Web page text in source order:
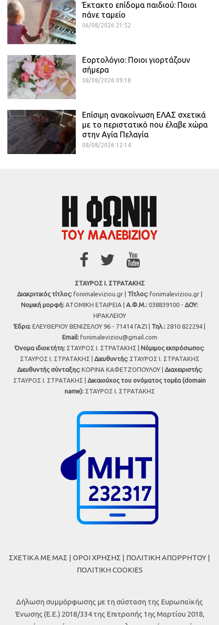
Έκτακτο επίδομα παιδιού: Ποιοι
πάνε ταμείο
06/08/2026 21:52
Εορτολόγιο: Ποιοι γιορτάζουν
σήμερα
08/08/2026 09:18
Επίσιμη ανακοίνωση ΕΛΑΣ σχετικά
με το περιστατικό που έλαβε χώρα
στην Αγία Πελαγία
08/08/2026 12:14
ΣΤΑΥΡΟΣ Ι. ΣΤΡΑΤΑΚΗΣ
Διακριτικός τίτλος:fonimaleviziou.gr | Τίτλος:fonimaleviziou.gr |
Νομική μορφή: ΑΤΟΜΙΚΗ ΕΤΑΙΡΕΙΑ | Α.Φ.Μ.: 038839100 - ΔΟΥ:
ΗΡΑΚΛΕΙΟΥ
Έδρα: ΕΛΕΥΘΕΡΙΟΥ ΒΕΝΙΖΕΛΟΥ 96 - 71414 ΓΑΖΙ | Τηλ.: 2810 822294 |
Εmail: fonimaleviziou@gmail.com
Όνομα ιδιοκτήτη: ΣΤΑΥΡΟΣ Ι. ΣΤΡΑΤΑΚΗΣ | Νόμιμος εκπρόσωπος:
ΣΤΑΥΡΟΣ Ι. ΣΤΡΑΤΑΚΗΣ | Διευθυντής:ΣΤΑΥΡΟΣ Ι. ΣΤΡΑΤΑΚΗΣ
Διευθυντής σύνταξης:ΚΟΡΙΝΑ ΚΑΦΕΤΖΟΠΟΥΛΟΥ | Διαχειριστής:
ΣΤΑΥΡΟΣ Ι. ΣΤΡΑΤΑΚΗΣ | Δικαιούχος του ονόματος τομέα (domain
name):ΣΤΑΥΡΟΣ Ι. ΣΤΡΑΤΑΚΗΣ
ΣΧΕΤΙΚΑ ΜΕ ΜΑΣ | ΟΡΟΙ ΧΡΗΣΗΣ | ΠΟΛΙΤΙΚΗ ΑΠΟΡΡΗΤΟΥ |
ΠΟΛΙΤΙΚΗ COOKIES
Δήλωση συμμόρφωσης με τη σύσταση της Ευρωπαϊκής
Ένωσης (Ε.Ε.) 2018/334 της Επιτροπής 1ης Μαρτίου 2018,